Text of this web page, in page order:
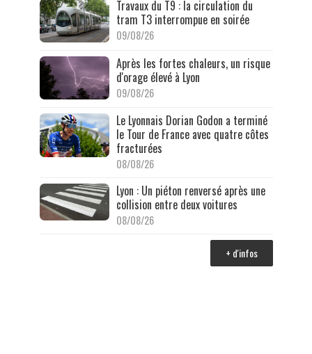
Travaux du T9 : la circulation du
tram T3 interrompue en soirée
09/08/26
Après les fortes chaleurs, un risque
d'orage élevé à Lyon
09/08/26
Le Lyonnais Dorian Godon a terminé
le Tour de France avec quatre côtes
fracturées
08/08/26
Lyon : Un piéton renversé après une
collision entre deux voitures
08/08/26
+ d'infos